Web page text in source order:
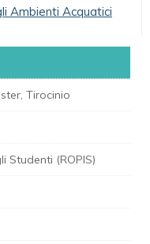
Ambienti Acquatici
Tirocinio
Studenti (ROPIS)